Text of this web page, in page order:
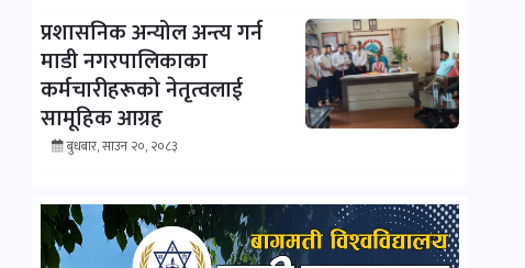
प्रशासनिक अन्योल अन्त्य गर्न
माडी नगरपालिकाका
कर्मचारीहरूको नेतृत्वलाई
सामूहिक आग्रह
बुधबार, साउन २०, २०८३